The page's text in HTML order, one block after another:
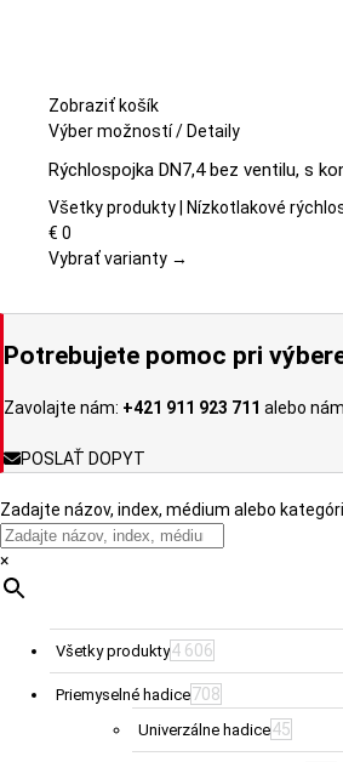
Zobraziť košík
Výber možnostíTento
má
viacero
Možnosti
môžete
na
produktu.
/Detaily
Rýchlospojka DN7,4 bez ventilu, s
Všetky produkty | Nízkotlakové
€ 0
Vybrať varianty →
Potrebujete pomoc pri
Zavolajte nám: +421 911 923 711 alebo
POSLAŤ DOPYT
Zadajte názov, index, médium alebo
×
Všetky produkty4 606
Priemyselné hadice708
Univerzálne hadice45